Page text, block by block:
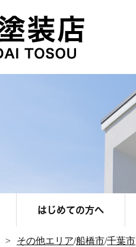
はじめての方へ
その他エリア/船橋市/千葉市